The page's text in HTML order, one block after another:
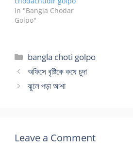
In "Bangla Chodar
Golpo"
Categories
bangla choti golpo
অফিসে বৃষ্টিকে কষে চুদা
ঝুলে পড়া আশা
Leave a Comment